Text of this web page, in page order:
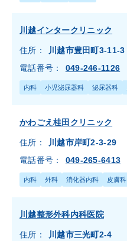
川越インタークリニック
住所：
川越市豊田町3-11-3
電話番号：
049-246-1126
内科 小児泌尿器科 泌尿器科
かわごえ桂田クリニック
住所：
川越市岸町2-3-29
電話番号：
049-265-6413
内科 外科 消化器内科 皮膚科
川越整形外科内科医院
住所：
川越市三光町2-4